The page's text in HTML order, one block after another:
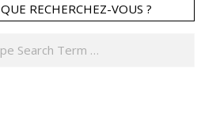
QUE RECHERCHEZ-VOUS ?